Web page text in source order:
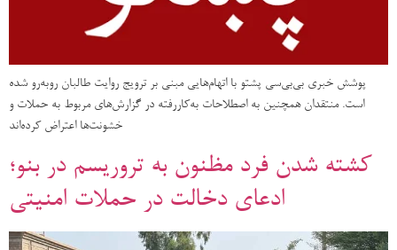
پوشش خبری بی‌بی‌سی پشتو با اتهام‌هایی مبنی بر ترویج روایت طالبان روبه‌رو شده
است. منتقدان همچنین به اصطلاحات به‌کاررفته در گزارش‌های مربوط به حملات و
خشونت‌ها اعتراض کرده‌اند
کشته شدن فرد مظنون به تروریسم در بنو؛
ادعای دخالت در حملات امنیتی